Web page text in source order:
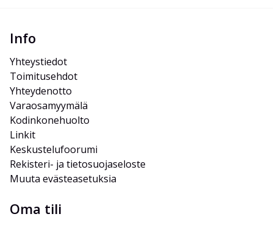
Info
Yhteystiedot
Toimitusehdot
Yhteydenotto
Varaosamyymälä
Kodinkonehuolto
Linkit
Keskustelufoorumi
Rekisteri- ja tietosuojaseloste
Muuta evästeasetuksia
Oma tili